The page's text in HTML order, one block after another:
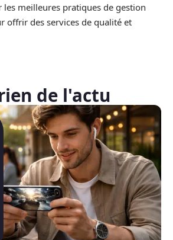
meilleures pratiques de gestion
offrir des services de qualité et
de l'actu